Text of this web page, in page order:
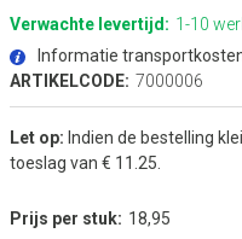
Verwachte levertijd: 1-10
Informatie
ARTIKELCODE: 7000006
Let op: Indien de bestelling
toeslag van € 11.25.
Prijs per stuk
18,95